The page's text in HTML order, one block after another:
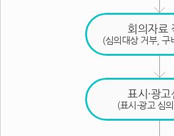
회의자료
(심의대상 거부, 구
표시·광고
(표시·광고 심